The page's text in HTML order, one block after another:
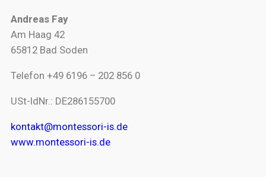
Andreas Fay
Am Haag 42
65812 Bad Soden
Telefon +49 6196 – 202 856 0
USt-IdNr.: DE286155700
kontakt@montessori-is.de
www.montessori-is.de